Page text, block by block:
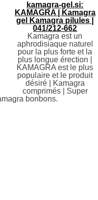
kamagra-gel.si:
KAMAGRA | Kamagra
gel Kamagra pilules |
041/212-662
Kamagra est un
aphrodisiaque naturel
pour la plus forte et la
plus longue érection |
KAMAGRA est le plus
populaire et le produit
désiré | Kamagra
comprimés | Super
bonbons.